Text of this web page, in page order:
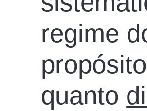
regime
quanto